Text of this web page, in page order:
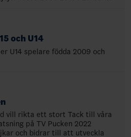
och U14
U14 spelare födda 2009 och
vill rikta ett stort Tack till våra
på TV Pucken 2022
och bidrar till att utveckla